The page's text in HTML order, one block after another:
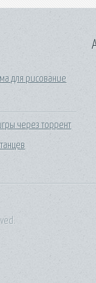
для рисование
через торрент